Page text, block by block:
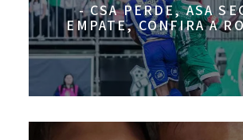
- CSA PERDE, ASA
EMPATE, CONFIRA A